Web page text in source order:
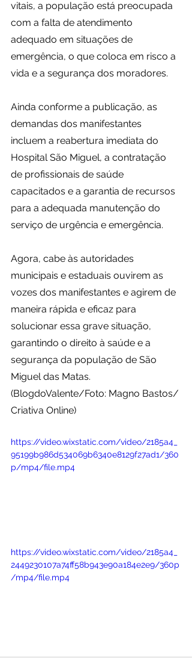
vitais, a população está preocupada
com a falta de atendimento
adequado em situações de
emergência, o que coloca em risco a
vida e a segurança dos moradores.
Ainda conforme a publicação, as
demandas dos manifestantes
incluem a reabertura imediata do
Hospital São Miguel, a contratação
de profissionais de saúde
capacitados e a garantia de recursos
para a adequada manutenção do
serviço de urgência e emergência.
Agora, cabe às autoridades
municipais e estaduais ouvirem as
vozes dos manifestantes e agirem de
maneira rápida e eficaz para
solucionar essa grave situação,
garantindo o direito à saúde e a
segurança da população de São
Miguel das Matas.
(BlogdoValente/Foto: Magno Bastos/
Criativa Online)
https://video.wixstatic.com/video/2185a4_
95199b986d534069b6340e8129f27ad1/360
p/mp4/file.mp4
https://video.wixstatic.com/video/2185a4_
2449230107a74ff58b943e90a184e2e9/360p
/mp4/file.mp4